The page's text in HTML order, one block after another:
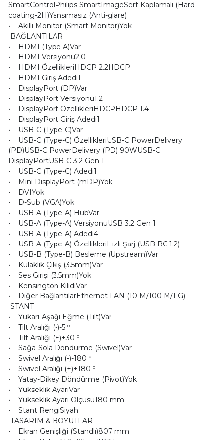
SmartControlPhilips SmartImageSert Kaplamalı (Hard-
coating-2H)Yansımasız (Anti-glare)
• Akıllı Monitör (Smart Monitor)Yok
BAĞLANTILAR
• HDMI (Type A)Var
• HDMI Versiyonu2.0
• HDMI ÖzellikleriHDCP 2.2HDCP
• HDMI Giriş Adedi1
• DisplayPort (DP)Var
• DisplayPort Versiyonu1.2
• DisplayPort ÖzellikleriHDCPHDCP 1.4
• DisplayPort Giriş Adedi1
• USB-C (Type-C)Var
• USB-C (Type-C) ÖzellikleriUSB-C PowerDelivery
(PD)USB-C PowerDelivery (PD) 90WUSB-C
DisplayPortUSB-C 3.2 Gen 1
• USB-C (Type-C) Adedi1
• Mini DisplayPort (mDP)Yok
• DVIYok
• D-Sub (VGA)Yok
• USB-A (Type-A) HubVar
• USB-A (Type-A) VersiyonuUSB 3.2 Gen 1
• USB-A (Type-A) Adedi4
• USB-A (Type-A) ÖzellikleriHızlı Şarj (USB BC 1.2)
• USB-B (Type-B) Besleme (Upstream)Var
• Kulaklık Çıkış (3.5mm)Var
• Ses Girişi (3.5mm)Yok
• Kensington KilidiVar
• Diğer BağlantılarEthernet LAN (10 M/100 M/1 G)
STANT
• Yukarı-Aşağı Eğme (Tilt)Var
• Tilt Aralığı (-)-5 º
• Tilt Aralığı (+)+30 º
• Sağa-Sola Döndürme (Swivel)Var
• Swivel Aralığı (-)-180 º
• Swivel Aralığı (+)+180 º
• Yatay-Dikey Döndürme (Pivot)Yok
• Yükseklik AyarıVar
• Yükseklik Ayarı Ölçüsü180 mm
• Stant RengiSiyah
TASARIM & BOYUTLAR
• Ekran Genişliği (Standlı)807 mm